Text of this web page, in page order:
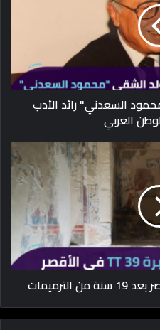
السعدني" رائد الأدب
العربي